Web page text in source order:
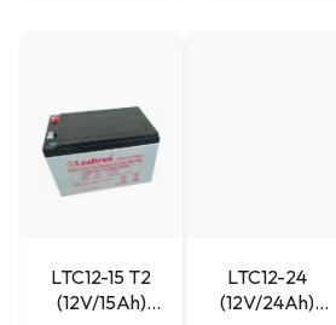
LTC12-15 T2
(12V/15Ah)
LTC12-24
(12V/24Ah)